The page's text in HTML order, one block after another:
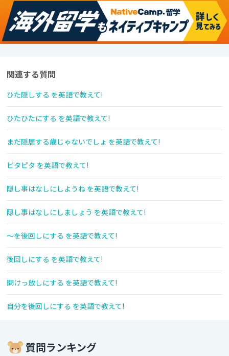
関連する質問
ひた隠しする を英語で教えて!
ひたひたにする を英語で教えて!
まだ隠居する歳じゃないでしょ を英語で教えて!
ピタピタ を英語で教えて!
隠し事はなしにしようね を英語で教えて!
隠し事はなしにしましょう を英語で教えて!
～を後回しにする を英語で教えて!
後回しにする を英語で教えて!
開けっ放しにする を英語で教えて!
自分を後回しにする を英語で教えて!
質問ランキング